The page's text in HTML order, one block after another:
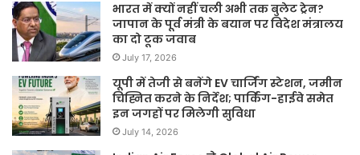
भारत में क्यों नहीं चली अभी तक बुलेट ट्रेन?
जापान के पूर्व मंत्री के बयान पर विदेश मंत्रालय
का दो टूक जवाब
July 17, 2026
यूपी में तेजी से बनेंगे EV चार्जिंग स्टेशन, जमीन
चिह्नित करने के निर्देश; पार्किंग-हाईवे समेत
इन जगहों पर मिलेगी सुविधा
July 14, 2026